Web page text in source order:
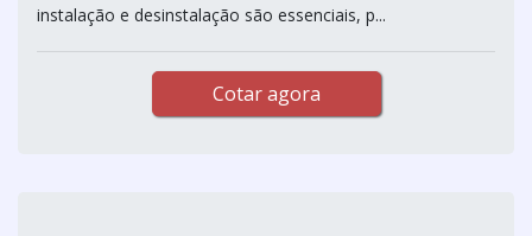
instalação e desinstalação são essenciais, p...
Cotar agora